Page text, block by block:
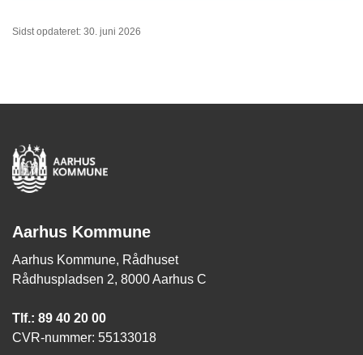
Sidst opdateret: 30. juni 2026
Aarhus Kommune
Aarhus Kommune, Rådhuset
Rådhuspladsen 2, 8000 Aarhus C
Tlf.: 89 40 20 00
CVR-nummer: 55133018